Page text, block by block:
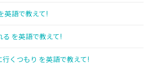
英語で教えて!
を英語で教えて!
くつもり を英語で教えて!